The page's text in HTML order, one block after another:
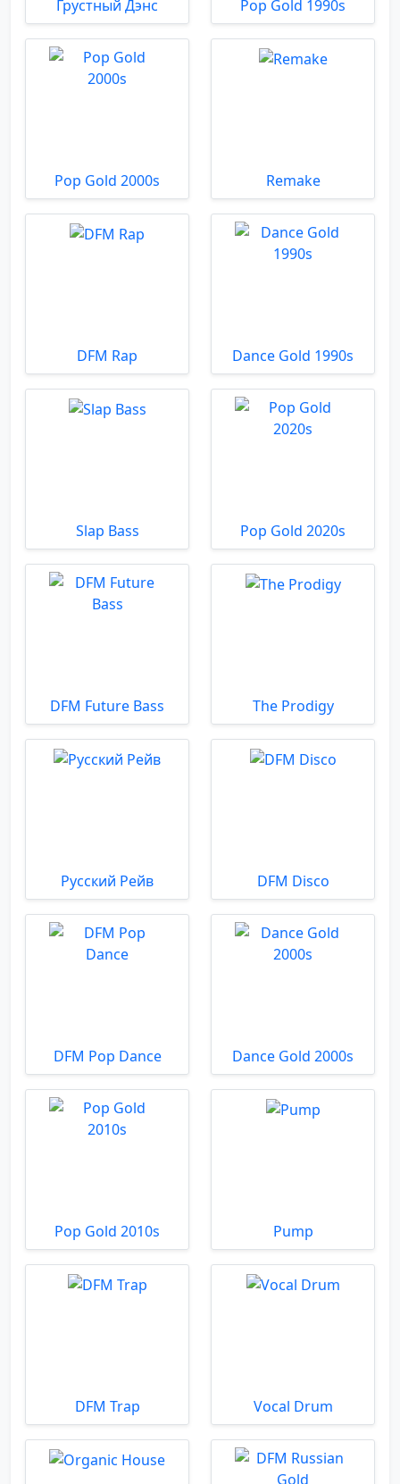
Грустный Дэнс Pop Gold 1990s
Pop Gold 2000s Remake
DFM Rap Dance Gold 1990s
Slap Bass Pop Gold 2020s
DFM Future Bass The Prodigy
Русский Рейв DFM Disco
DFM Pop Dance Dance Gold 2000s
Pop Gold 2010s Pump
DFM Trap Vocal Drum